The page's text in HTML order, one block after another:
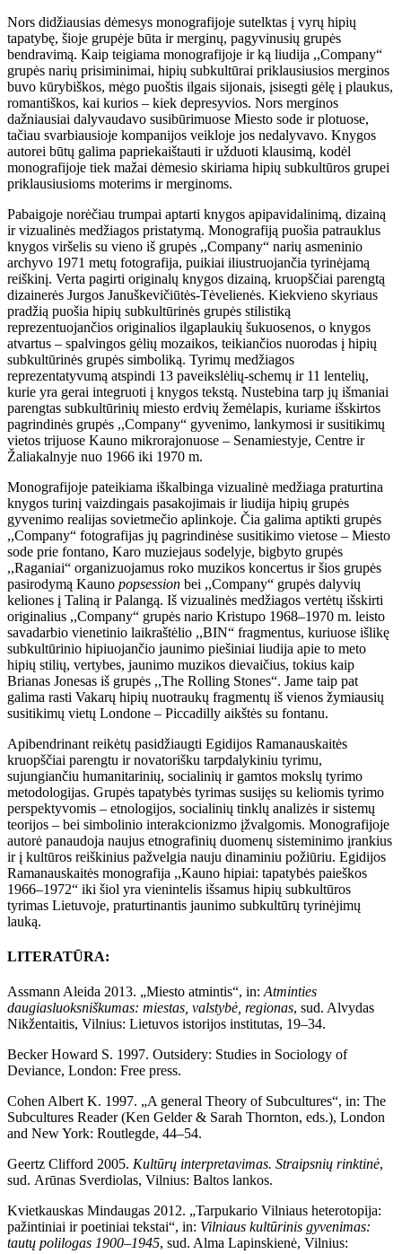
Nors didžiausias dėmesys monografijoje sutelktas į vyrų hipių
tapatybę, šioje grupėje būta ir merginų, pagyvinusių grupės
bendravimą. Kaip teigiama monografijoje ir ką liudija ,,Company“
grupės narių prisiminimai, hipių subkultūrai priklausiusios merginos
buvo kūrybiškos, mėgo puoštis ilgais sijonais, įsisegti gėlę į plaukus,
romantiškos, kai kurios – kiek depresyvios. Nors merginos
dažniausiai dalyvaudavo susibūrimuose Miesto sode ir plotuose,
tačiau svarbiausioje kompanijos veikloje jos nedalyvavo. Knygos
autorei būtų galima papriekaištauti ir užduoti klausimą, kodėl
monografijoje tiek mažai dėmesio skiriama hipių subkultūros grupei
priklausiusioms moterims ir merginoms.
Pabaigoje norėčiau trumpai aptarti knygos apipavidalinimą, dizainą
ir vizualinės medžiagos pristatymą. Monografiją puošia patrauklus
knygos viršelis su vieno iš grupės ,,Company“ narių asmeninio
archyvo 1971 metų fotografija, puikiai iliustruojančia tyrinėjamą
reiškinį. Verta pagirti originalų knygos dizainą, kruopščiai parengtą
dizainerės Jurgos Januškevičiūtės-Tėvelienės. Kiekvieno skyriaus
pradžią puošia hipių subkultūrinės grupės stilistiką
reprezentuojančios originalios ilgaplaukių šukuosenos, o knygos
atvartus – spalvingos gėlių mozaikos, teikiančios nuorodas į hipių
subkultūrinės grupės simboliką. Tyrimų medžiagos
reprezentatyvumą atspindi 13 paveikslėlių-schemų ir 11 lentelių,
kurie yra gerai integruoti į knygos tekstą. Nustebina tarp jų išmaniai
parengtas subkultūrinių miesto erdvių žemėlapis, kuriame išskirtos
pagrindinės grupės ,,Company“ gyvenimo, lankymosi ir susitikimų
vietos trijuose Kauno mikrorajonuose – Senamiestyje, Centre ir
Žaliakalnyje nuo 1966 iki 1970 m.
Monografijoje pateikiama iškalbinga vizualinė medžiaga praturtina
knygos turinį vaizdingais pasakojimais ir liudija hipių grupės
gyvenimo realijas sovietmečio aplinkoje. Čia galima aptikti grupės
,,Company“ fotografijas jų pagrindinėse susitikimo vietose – Miesto
sode prie fontano, Karo muziejaus sodelyje, bigbyto grupės
,,Raganiai“ organizuojamus roko muzikos koncertus ir šios grupės
pasirodymą Kauno popsession bei ,,Company“ grupės dalyvių
keliones į Taliną ir Palangą. Iš vizualinės medžiagos vertėtų išskirti
originalius ,,Company“ grupės nario Kristupo 1968–1970 m. leisto
savadarbio vienetinio laikraštėlio ,,BIN“ fragmentus, kuriuose išlikę
subkultūrinio hipiuojančio jaunimo piešiniai liudija apie to meto
hipių stilių, vertybes, jaunimo muzikos dievaičius, tokius kaip
Brianas Jonesas iš grupės ,,The Rolling Stones“. Jame taip pat
galima rasti Vakarų hipių nuotraukų fragmentų iš vienos žymiausių
susitikimų vietų Londone – Piccadilly aikštės su fontanu.
Apibendrinant reikėtų pasidžiaugti Egidijos Ramanauskaitės
kruopščiai parengtu ir novatorišku tarpdalykiniu tyrimu,
sujungiančiu humanitarinių, socialinių ir gamtos mokslų tyrimo
metodologijas. Grupės tapatybės tyrimas susijęs su keliomis tyrimo
perspektyvomis – etnologijos, socialinių tinklų analizės ir sistemų
teorijos – bei simbolinio interakcionizmo įžvalgomis. Monografijoje
autorė panaudoja naujus etnografinių duomenų sisteminimo įrankius
ir į kultūros reiškinius pažvelgia nauju dinaminiu požiūriu. Egidijos
Ramanauskaitės monografija ,,Kauno hipiai: tapatybės paieškos
1966–1972“ iki šiol yra vienintelis išsamus hipių subkultūros
tyrimas Lietuvoje, praturtinantis jaunimo subkultūrų tyrinėjimų
lauką.
LITERATŪRA:
Assmann Aleida 2013. „Miesto atmintis“, in: Atminties
daugiasluoksniškumas: miestas, valstybė, regionas, sud. Alvydas
Nikžentaitis, Vilnius: Lietuvos istorijos institutas, 19–34.
Becker Howard S. 1997. Outsidery: Studies in Sociology of
Deviance, London: Free press.
Cohen Albert K. 1997. „A general Theory of Subcultures“, in: The
Subcultures Reader (Ken Gelder & Sarah Thornton, eds.), London
and New York: Routlegde, 44–54.
Geertz Clifford 2005. Kultūrų interpretavimas. Straipsnių rinktinė,
sud. Arūnas Sverdiolas, Vilnius: Baltos lankos.
Kvietkauskas Mindaugas 2012. „Tarpukario Vilniaus heterotopija:
pažintiniai ir poetiniai tekstai“, in: Vilniaus kultūrinis gyvenimas:
tautų polilogas 1900–1945, sud. Alma Lapinskienė, Vilnius: